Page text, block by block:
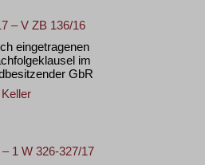
– V ZB 136/16
eingetragenen
im
GbR
1 W 326-327/17